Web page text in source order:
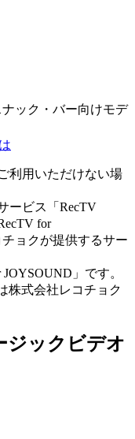
ック・バー向けモデ
利用いただけない場
ービス「RecTV
for
ョクが提供するサー
」です。
株式会社レコチョク
ックビデオ